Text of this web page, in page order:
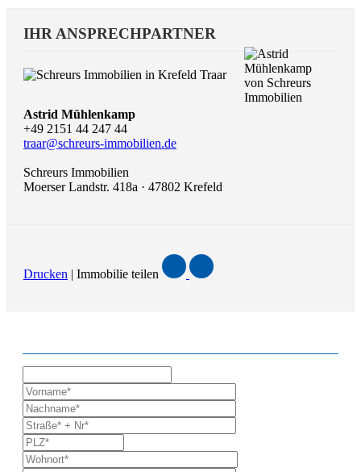
IHR ANSPRECHPARTNER
Astrid Mühlenkamp
+49 2151 44 247 44
traar@schreurs-immobilien.de
Schreurs Immobilien
Moerser Landstr. 418a · 47802 Krefeld
Drucken | Immobilie teilen